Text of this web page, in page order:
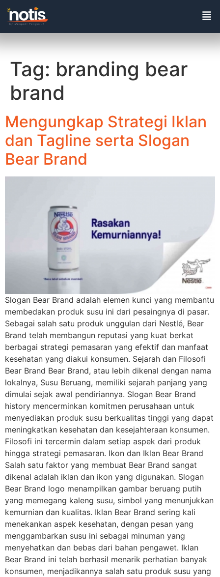
Tag: branding bear
brand
Mengungkap Strategi Iklan
dan Tagline serta Slogan
Bear Brand
Slogan Bear Brand adalah elemen kunci yang membantu
membedakan produk susu ini dari pesaingnya di pasar.
Sebagai salah satu produk unggulan dari Nestlé, Bear
Brand telah membangun reputasi yang kuat berkat
berbagai strategi pemasaran yang efektif dan manfaat
kesehatan yang diakui konsumen. Sejarah dan Filosofi
Bear Brand Bear Brand, atau lebih dikenal dengan nama
lokalnya, Susu Beruang, memiliki sejarah panjang yang
dimulai sejak awal pendiriannya. Slogan Bear Brand
history mencerminkan komitmen perusahaan untuk
menyediakan produk susu berkualitas tinggi yang dapat
meningkatkan kesehatan dan kesejahteraan konsumen.
Filosofi ini tercermin dalam setiap aspek dari produk
hingga strategi pemasaran. Ikon dan Iklan Bear Brand
Salah satu faktor yang membuat Bear Brand sangat
dikenal adalah iklan dan ikon yang digunakan. Slogan
Bear Brand logo menampilkan gambar beruang putih
yang memegang kaleng susu, simbol yang menunjukkan
kemurnian dan kualitas. Iklan Bear Brand sering kali
menekankan aspek kesehatan, dengan pesan yang
menggambarkan susu ini sebagai minuman yang
menyehatkan dan bebas dari bahan pengawet. Iklan
Bear Brand ini telah berhasil menarik perhatian banyak
konsumen, menjadikannya salah satu produk susu yang